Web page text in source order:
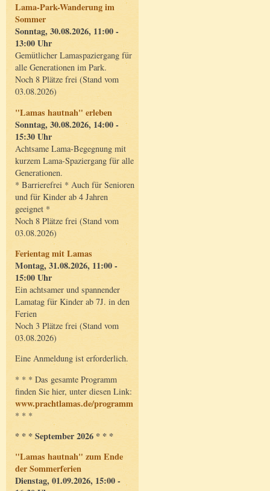
Lama-Park-Wanderung im
Sommer
Sonntag, 30.08.2026, 11:00 -
13:00 Uhr
Gemütlicher Lamaspaziergang für
alle Generationen im Park.
Noch 8 Plätze frei (Stand vom
03.08.2026)
"Lamas hautnah" erleben
Sonntag, 30.08.2026, 14:00 -
15:30 Uhr
Achtsame Lama-Begegnung mit
kurzem Lama-Spaziergang für alle
Generationen.
* Barrierefrei * Auch für Senioren
und für Kinder ab 4 Jahren
geeignet *
Noch 8 Plätze frei (Stand vom
03.08.2026)
Ferientag mit Lamas
Montag, 31.08.2026, 11:00 -
15:00 Uhr
Ein achtsamer und spannender
Lamatag für Kinder ab 7J. in den
Ferien
Noch 3 Plätze frei (Stand vom
03.08.2026)
Eine Anmeldung ist erforderlich.
* * * Das gesamte Programm
finden Sie hier, unter diesen Link:
www.prachtlamas.de/programm
* * *
* * * September 2026 * * *
"Lamas hautnah" zum Ende
der Sommerferien
Dienstag, 01.09.2026, 15:00 -